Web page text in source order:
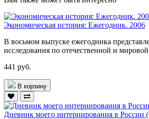
Экономическая история: Ежегодник. 2006
В восьмом выпуске ежегодника
исследования по отечественной и
441 руб.
В корзину
Дневник моего интернирования в России